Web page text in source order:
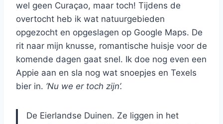
wel geen Curaçao, maar toch! Tijdens de
overtocht heb ik wat natuurgebieden
opgezocht en opgeslagen op Google Maps. De
rit naar mijn knusse, romantische huisje voor de
komende dagen gaat snel. Ik doe nog even een
Appie aan en sla nog wat snoepjes en Texels
bier in. ‘Nu we er toch zijn’.
De Eierlandse Duinen. Ze liggen in het